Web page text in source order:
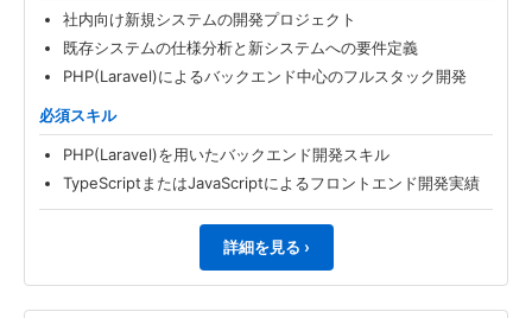
社内向け新規システムの開発プロジェクト
既存システムの仕様分析と新システムへの要件定義
PHP(Laravel)によるバックエンド中心のフルスタック開発
必須スキル
PHP(Laravel)を用いたバックエンド開発スキル
TypeScriptまたはJavaScriptによるフロントエンド開発実績
詳細を見る ›